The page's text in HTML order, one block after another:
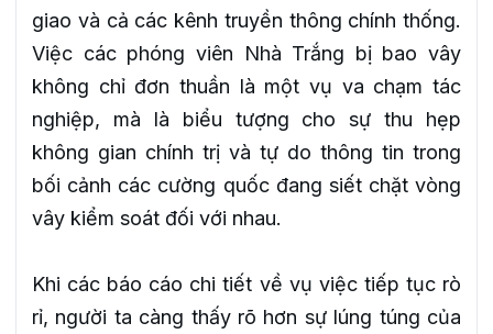
giao và cả các kênh truyền thông chính thống.
Việc các phóng viên Nhà Trắng bị bao vây
không chỉ đơn thuần là một vụ va chạm tác
nghiệp, mà là biểu tượng cho sự thu hẹp
không gian chính trị và tự do thông tin trong
bối cảnh các cường quốc đang siết chặt vòng
vây kiểm soát đối với nhau.
Khi các báo cáo chi tiết về vụ việc tiếp tục rò
rỉ, người ta càng thấy rõ hơn sự lúng túng của